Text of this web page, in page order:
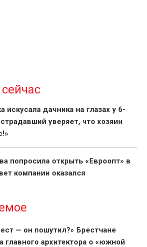
искусала дачника на глазах у 6-
уверяет, что хозяин
попросила открыть «Евроопт» в
компании оказался
— он пошутил?» Брестчане
главного архитектора о «южной